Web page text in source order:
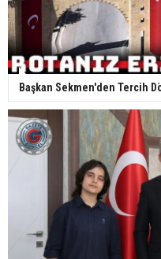
Başkan Sekmen'den Tercih